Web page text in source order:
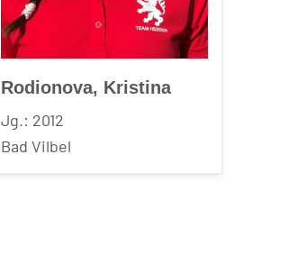
Rodionova, Kristina
Jg.: 2012
Bad Vilbel